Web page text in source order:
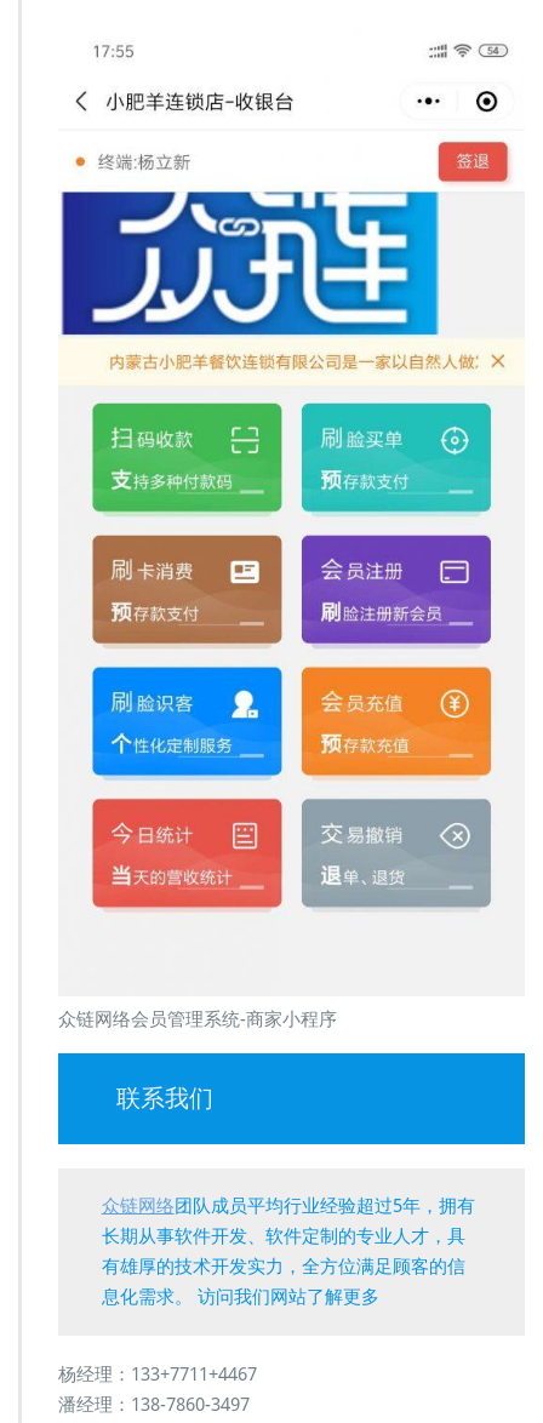
众链网络会员管理系统-商家小程序
联系我们
众链网络团队成员平均行业经验超过5年，拥有
长期从事软件开发、软件定制的专业人才，具
有雄厚的技术开发实力，全方位满足顾客的信
息化需求。 访问我们网站了解更多
杨经理：133+7711+4467
潘经理：138-7860-3497